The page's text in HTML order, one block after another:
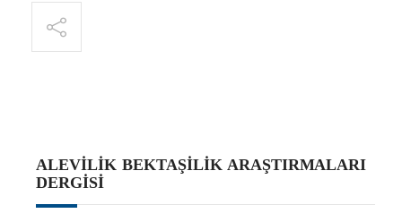
ALEVILIK BEKTAŞILIK ARAŞTIRMALARI
DERGISI